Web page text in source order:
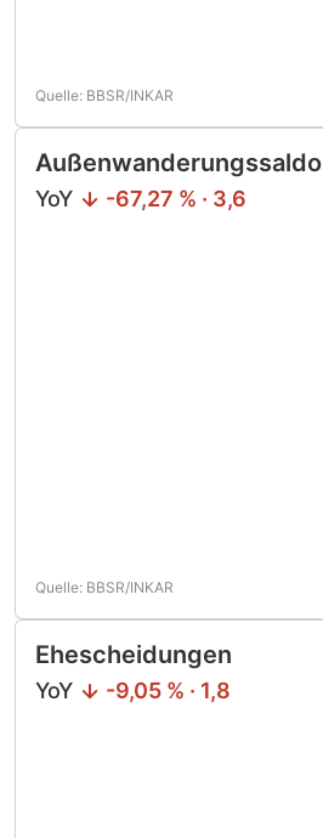
Quelle: BBSR/INKAR
Außenwanderungssaldo
YoY -67,27 % · 3,6
Quelle: BBSR/INKAR
Ehescheidungen
YoY -9,05 % · 1,8